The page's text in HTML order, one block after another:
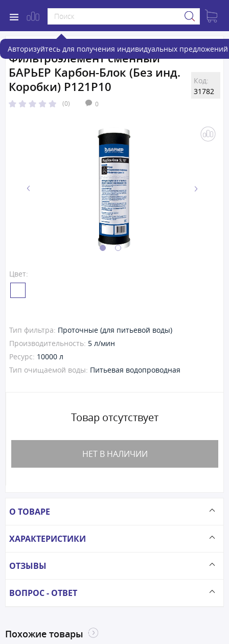
Авторизуйтесь для получения индивидуальных предложений
Фильтроэлемент сменный
БАРЬЕР Карбон-Блок (Без инд.
Коробки) Р121Р10
(0) 0
Код:
31782
Цвет:
Тип фильтра: Проточные (для питьевой воды)
Производительность: 5 л/мин
Ресурс: 10000 л
Тип очищаемой воды: Питьевая водопроводная
Товар отсутствует
НЕТ В НАЛИЧИИ
О ТОВАРЕ
ХАРАКТЕРИСТИКИ
ОТЗЫВЫ
ВОПРОС - ОТВЕТ
Похожие товары